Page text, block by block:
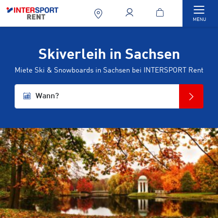
MENU
Skiverleih in Sachsen
Miete Ski & Snowboards in Sachsen bei INTERSPORT Rent
Wann?